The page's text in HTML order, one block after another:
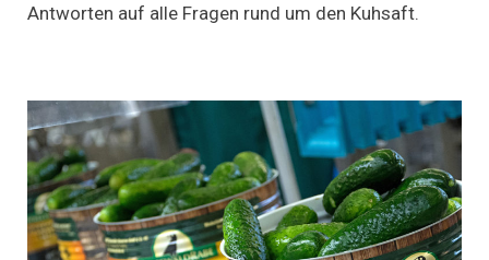
Spur
Antworten auf alle Fragen rund um den Kuhsaft.